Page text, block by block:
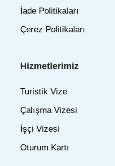
İade Politikaları
Çerez Politikaları
Hizmetlerimiz
Turistik Vize
Çalışma Vizesi
İşçi Vizesi
Oturum Kartı